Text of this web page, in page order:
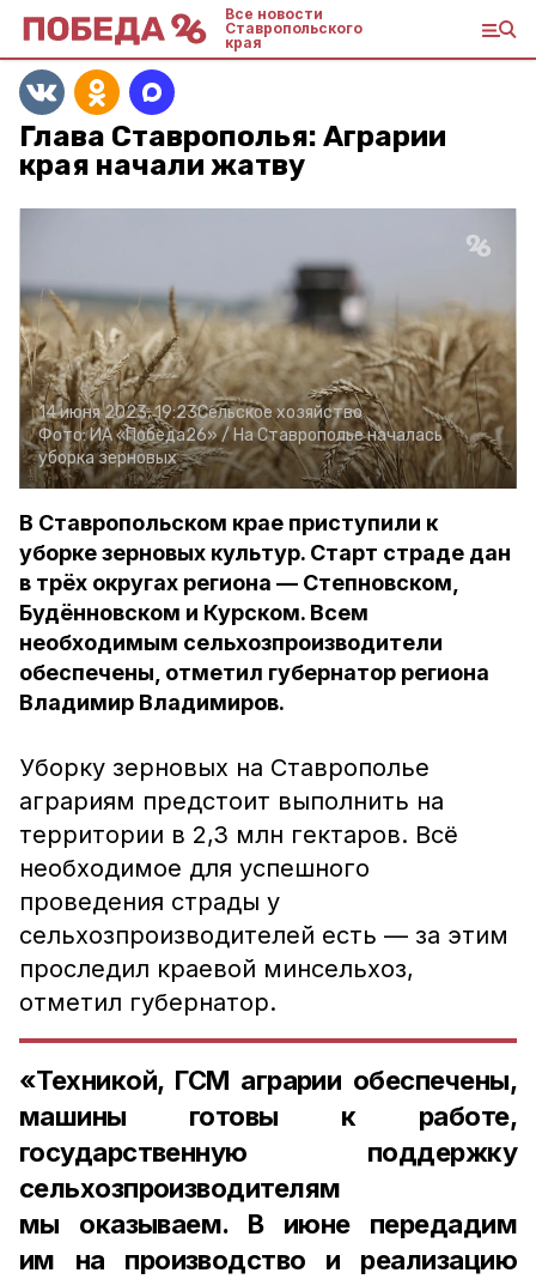
Все новости
Ставропольского
края
Глава Ставрополья: Аграрии
края начали жатву
14 июня 2023, 19:23Сельское хозяйство
Фото:ИА «Победа26» / На Ставрополье началась
уборка зерновых
В Ставропольском крае приступили к
уборке зерновых культур. Старт страде дан
в трёх округах региона — Степновском,
Будённовском и Курском. Всем
необходимым сельхозпроизводители
обеспечены, отметил губернатор региона
Владимир Владимиров.
Уборку зерновых на Ставрополье
аграриям предстоит выполнить на
территории в 2,3 млн гектаров. Всё
необходимое для успешного
проведения страды у
сельхозпроизводителей есть — за этим
проследил краевой минсельхоз,
отметил губернатор.
«Техникой, ГСМ аграрии обеспечены,
машины готовы к работе,
государственную поддержку
сельхозпроизводителям
мы оказываем. В июне передадим
им на производство и реализацию